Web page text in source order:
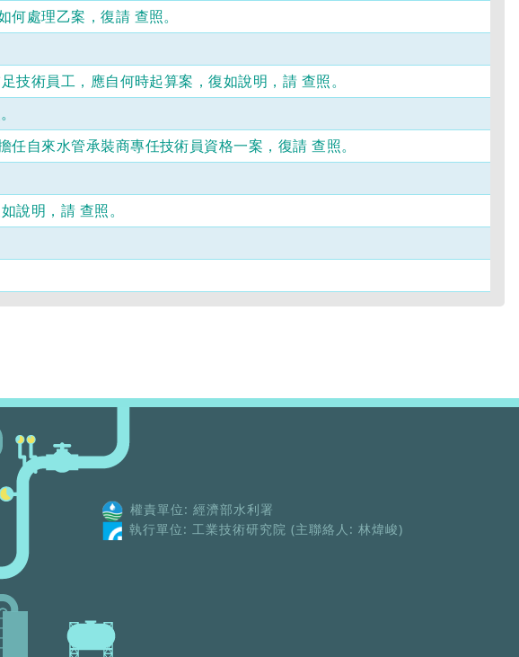
處理乙案，復請 查照。
術員工，應自何時起算案，復如說明，請 查照。
自來水管承裝商專任技術員資格一案，復請 查照。
說明，請 查照。
權責單位: 經濟部水利署
執行單位: 工業技術研究院 (主聯絡人: 林煒峻)